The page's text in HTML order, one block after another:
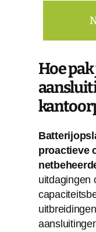
Hoe
proactieve
uitdagingen